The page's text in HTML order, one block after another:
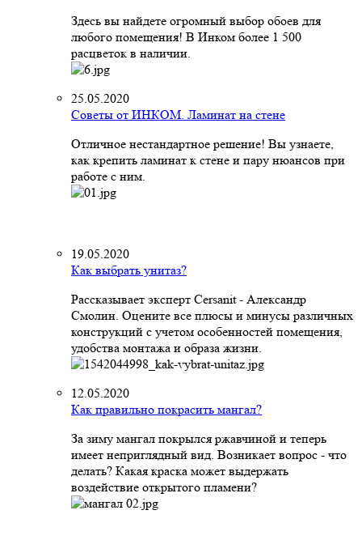
Здесь вы найдете огромный выбор обоев для
любого помещения! В Инком более 1 500
расцветок в наличии.
25.05.2020
Советы от ИНКОМ. Ламинат на стене
Отличное нестандартное решение! Вы узнаете,
как крепить ламинат к стене и пару нюансов при
работе с ним.
19.05.2020
Как выбрать унитаз?
Рассказывает эксперт Cersanit - Александр
Смолин. Оцените все плюсы и минусы различных
конструкций с учетом особенностей помещения,
удобства монтажа и образа жизни.
12.05.2020
Как правильно покрасить мангал?
За зиму мангал покрылся ржавчиной и теперь
имеет неприглядный вид. Возникает вопрос - что
делать? Какая краска может выдержать
воздействие открытого пламени?